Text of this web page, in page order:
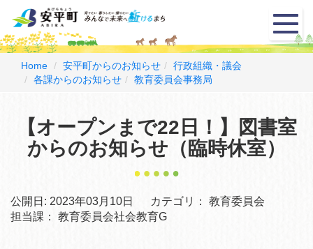
メ
ニ
ュ
Home 安平町からのお知らせ
行政組織・議会
各課からのお知らせ
教育委員会事務局
【オープンまで22日！】図書室
からのお知らせ（臨時休室）
公開日: 2023年03月10日 カテゴリ：
教育委員会
担当課：
教育委員会社会教育G